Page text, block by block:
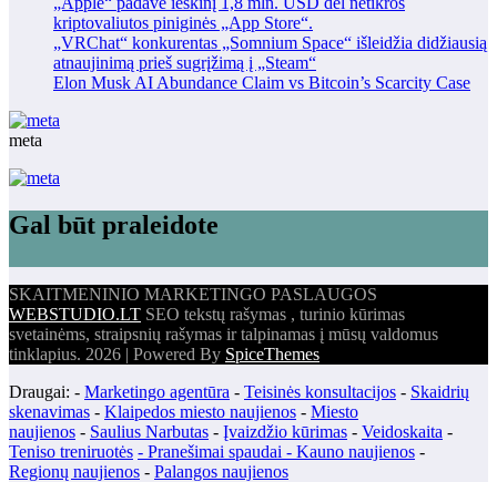
kriptovaliutos piniginės „App Store“.
„VRChat“ konkurentas „Somnium Space“ išleidžia didžiausią
atnaujinimą prieš sugrįžimą į „Steam“
Elon Musk AI Abundance Claim vs Bitcoin’s Scarcity Case
meta
Gal būt praleidote
SKAITMENINIO MARKETINGO PASLAUGOS
WEBSTUDIO.LT SEO tekstų rašymas , turinio kūrimas
svetainėms, straipsnių rašymas ir talpinamas į mūsų valdomus
tinklapius. 2026 | Powered By SpiceThemes
Draugai: - Marketingo agentūra - Teisinės konsultacijos - Skaidrių
skenavimas - Klaipedos miesto naujienos - Miesto
naujienos - Saulius Narbutas - Įvaizdžio kūrimas - Veidoskaita -
Teniso treniruotės - Pranešimai spaudai - Kauno naujienos -
Regionų naujienos - Palangos naujienos